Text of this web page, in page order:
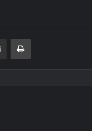
E-Posta ile paylaş Yazdır